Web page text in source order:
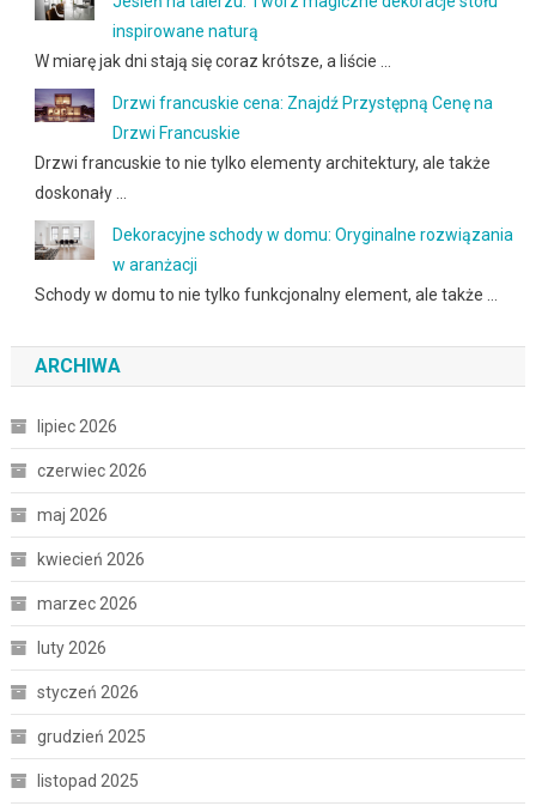
inspirowane naturą
W miarę jak dni stają się coraz krótsze, a liście …
Drzwi francuskie cena: Znajdź Przystępną Cenę na
Drzwi Francuskie
Drzwi francuskie to nie tylko elementy architektury, ale także
doskonały …
Dekoracyjne schody w domu: Oryginalne rozwiązania
w aranżacji
Schody w domu to nie tylko funkcjonalny element, ale także …
ARCHIWA
lipiec 2026
czerwiec 2026
maj 2026
kwiecień 2026
marzec 2026
luty 2026
styczeń 2026
grudzień 2025
listopad 2025